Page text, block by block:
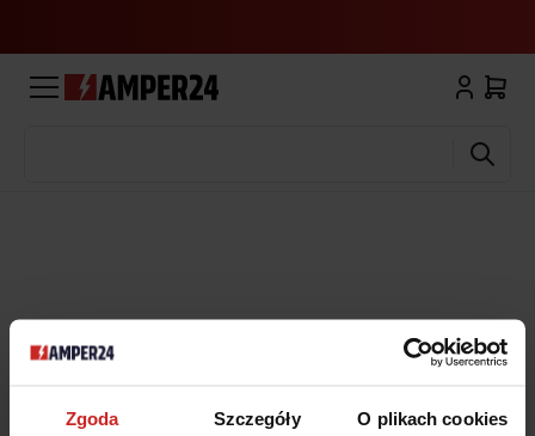
Zgoda Szczegóły O plikach cookies